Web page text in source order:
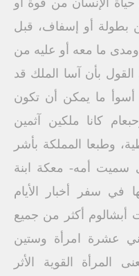
الإنسان من قوة أو
أو إسفاف، قبل
ما معه أو عليه من
بأن آسا الملك قد
ما يمكن أن تكون
كانا ملكين آثمين
وطبعا المملكة بأشر
سميت أمه- معكة ابنة
في سفر أخبار الأيام
أبشالوم أكثر من جميع
عشرة امرأة وستين
المرأة القوية الأثر